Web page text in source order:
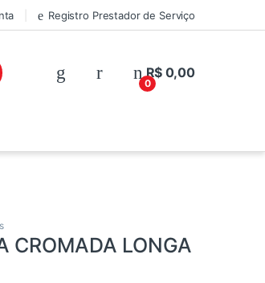
Registro Prestador de Serviço
0
R$0,00
CROMADA LONGA